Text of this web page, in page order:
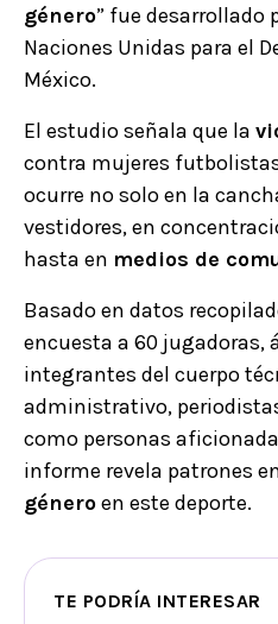
género” fue desarrollado
Naciones Unidas para el
México.
El estudio señala que la
contra mujeres
ocurre no solo en la
vestidores, en
hasta en medios de
Basado en datos
encuesta a 60 jugadoras,
integrantes del cuerpo
administrativo,
como personas
informe revela patrones
géneroen este deporte.
TE PODRÍA INTERESAR